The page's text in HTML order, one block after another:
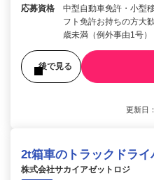
応募資格
中型自動車免許・小型
フト免許お持ちの方
歳未満（例外事由1号）
後で見る
更新日
2t箱車のトラックドライ
株式会社サカイアゼットロジ